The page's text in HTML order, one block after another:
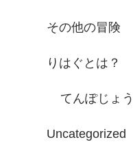
その他の冒険
りはぐとは？
てんぽじょ
Uncategorized